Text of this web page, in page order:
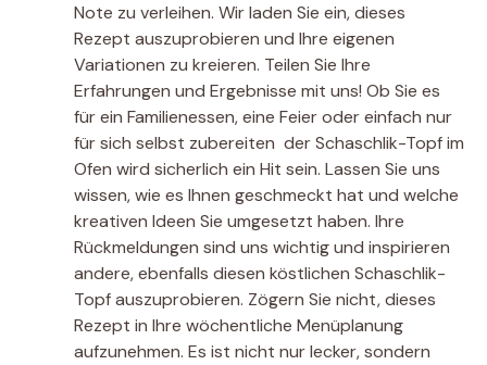
Note zu verleihen. Wir laden Sie ein, dieses
Rezept auszuprobieren und Ihre eigenen
Variationen zu kreieren. Teilen Sie Ihre
Erfahrungen und Ergebnisse mit uns! Ob Sie es
für ein Familienessen, eine Feier oder einfach nur
für sich selbst zubereiten  der Schaschlik-Topf im
Ofen wird sicherlich ein Hit sein. Lassen Sie uns
wissen, wie es Ihnen geschmeckt hat und welche
kreativen Ideen Sie umgesetzt haben. Ihre
Rückmeldungen sind uns wichtig und inspirieren
andere, ebenfalls diesen köstlichen Schaschlik-
Topf auszuprobieren. Zögern Sie nicht, dieses
Rezept in Ihre wöchentliche Menüplanung
aufzunehmen. Es ist nicht nur lecker, sondern